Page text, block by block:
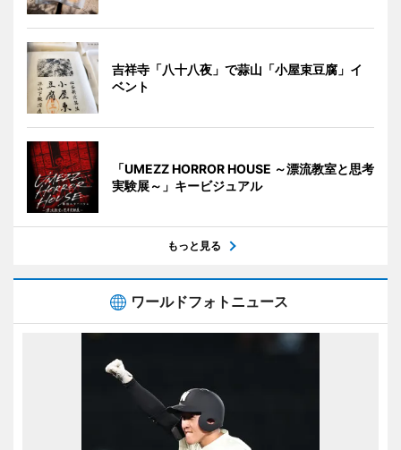
吉祥寺「八十八夜」で蒜山「小屋束豆腐」イ
ベント
「UMEZZ HORROR HOUSE ～漂流教室と思考
実験展～」キービジュアル
もっと見る
ワールドフォトニュース